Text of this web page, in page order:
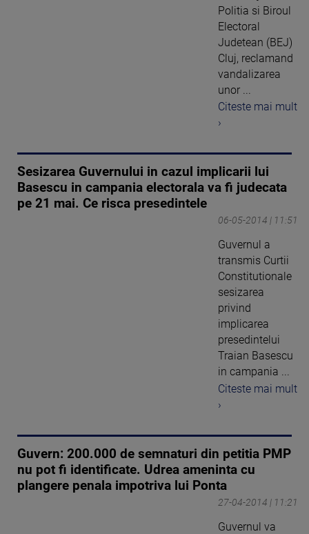
Politia si Biroul
Electoral
Judetean (BEJ)
Cluj, reclamand
vandalizarea
unor ...
Citeste mai mult
›
Sesizarea Guvernului in cazul implicarii lui
Basescu in campania electorala va fi judecata
pe 21 mai. Ce risca presedintele
06-05-2014 | 11:51
Guvernul a
transmis Curtii
Constitutionale
sesizarea
privind
implicarea
presedintelui
Traian Basescu
in campania ...
Citeste mai mult
›
Guvern: 200.000 de semnaturi din petitia PMP
nu pot fi identificate. Udrea ameninta cu
plangere penala impotriva lui Ponta
27-04-2014 | 11:21
Guvernul va